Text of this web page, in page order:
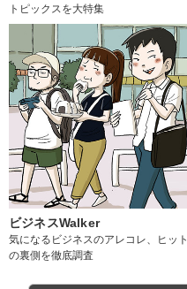
トピックスを大特集
ビジネスWalker
気になるビジネスのアレコレ、ヒット
の裏側を徹底調査